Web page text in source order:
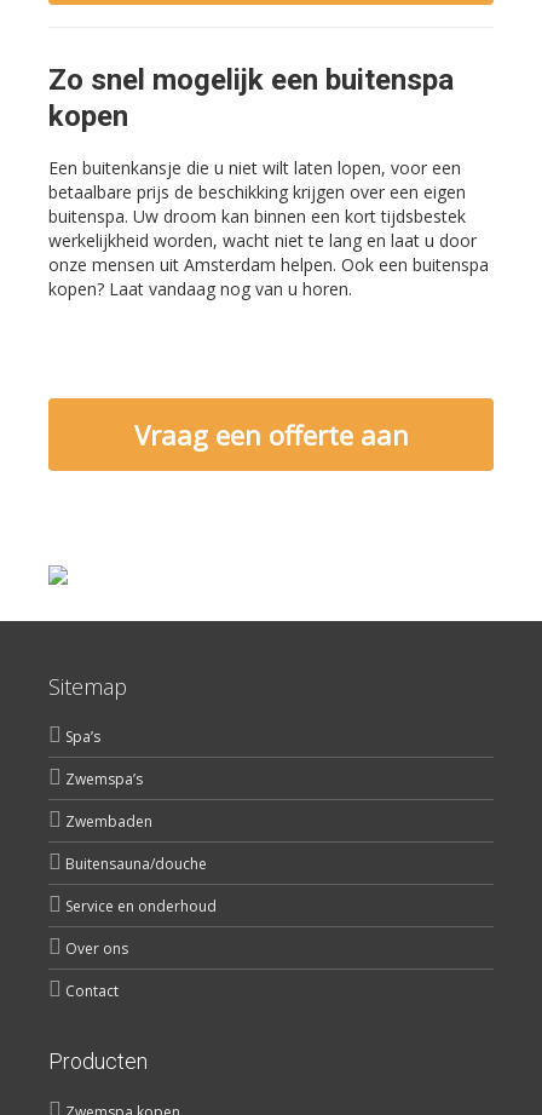
Zo snel mogelijk een buitenspa
kopen
Een buitenkansje die u niet wilt laten lopen, voor een
betaalbare prijs de beschikking krijgen over een eigen
buitenspa. Uw droom kan binnen een kort tijdsbestek
werkelijkheid worden, wacht niet te lang en laat u door
onze mensen uit Amsterdam helpen. Ook een buitenspa
kopen? Laat vandaag nog van u horen.
Vraag een offerte aan
Sitemap
Spa’s
Zwemspa’s
Zwembaden
Buitensauna/douche
Service en onderhoud
Over ons
Contact
Producten